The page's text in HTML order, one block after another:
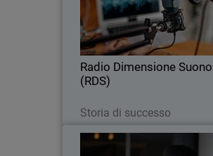
Radio Dimensione Suono
(RDS)
Storia di successo
in onda le sue trasmissioni
sicurezza, potendo contare su
di protezione agili per
Thumbnail
Implementazione di Zero